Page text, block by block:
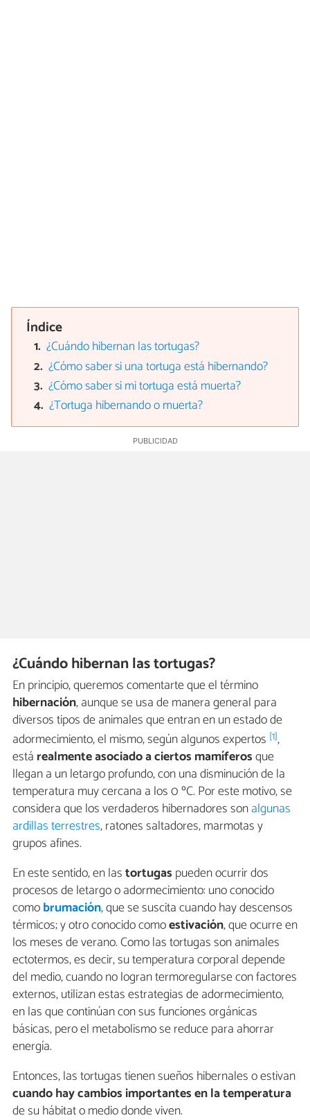
Índice
¿Cuándo hibernan las tortugas?
¿Cómo saber si una tortuga está hibernando?
¿Cómo saber si mi tortuga está muerta?
¿Tortuga hibernando o muerta?
¿Cuándo hibernan las tortugas?
En principio, queremos comentarte que el término
hibernación, aunque se usa de manera general para
diversos tipos de animales que entran en un estado de
adormecimiento, el mismo, según algunos expertos [1],
está realmente asociado a ciertos mamíferosque
llegan a un letargo profundo, con una disminución de la
temperatura muy cercana a los 0 ºC. Por este motivo, se
considera que los verdaderos hibernadores sonalgunas
ardillas terrestres, ratones saltadores, marmotas y
grupos afines.
En este sentido, en lastortugas pueden ocurrir dos
procesos de letargo o adormecimiento: uno conocido
comobrumación, que se suscita cuando hay descensos
térmicos; y otro conocido comoestivación, que ocurre en
los meses de verano. Como las tortugas son animales
ectotermos, es decir, su temperatura corporal depende
del medio, cuando no logran termoregularse con factores
externos, utilizan estas estrategias de adormecimiento,
en las que continúan con sus funciones orgánicas
básicas, pero el metabolismo se reduce para ahorrar
energía.
Entonces, las tortugas tienen sueños hibernales o estivan
cuando hay cambios importantes en la temperatura
de su hábitat o medio donde viven.